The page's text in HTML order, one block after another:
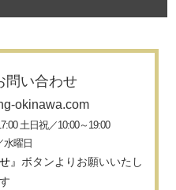
問い合わせ
okinawa.com
土日祝／10:00～19:00
水曜日
』 ボタンよりお願いいたし